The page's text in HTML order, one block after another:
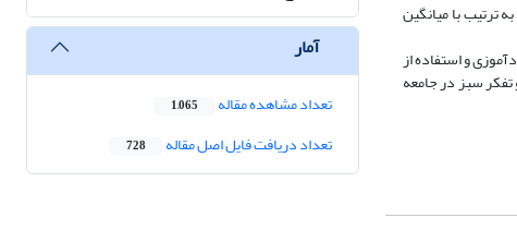
ترتیب با میانگین
و استفاده از
تفکر سبز در جامعه
آمار
تعداد مشاهده مقاله 1,065
تعداد دریافت فایل اصل مقاله 728